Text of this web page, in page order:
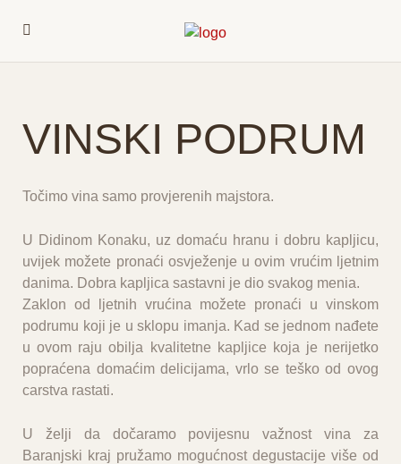
VINSKI PODRUM
Točimo vina samo provjerenih majstora.
U Didinom Konaku, uz domaću hranu i dobru kapljicu,
uvijek možete pronaći osvježenje u ovim vrućim ljetnim
danima. Dobra kapljica sastavni je dio svakog menia.
Zaklon od ljetnih vrućina možete pronaći u vinskom
podrumu koji je u sklopu imanja. Kad se jednom nađete
u ovom raju obilja kvalitetne kapljice koja je nerijetko
popraćena domaćim delicijama, vrlo se teško od ovog
carstva rastati.
U želji da dočaramo povijesnu važnost vina za
Baranjski kraj pružamo mogućnost degustacije više od